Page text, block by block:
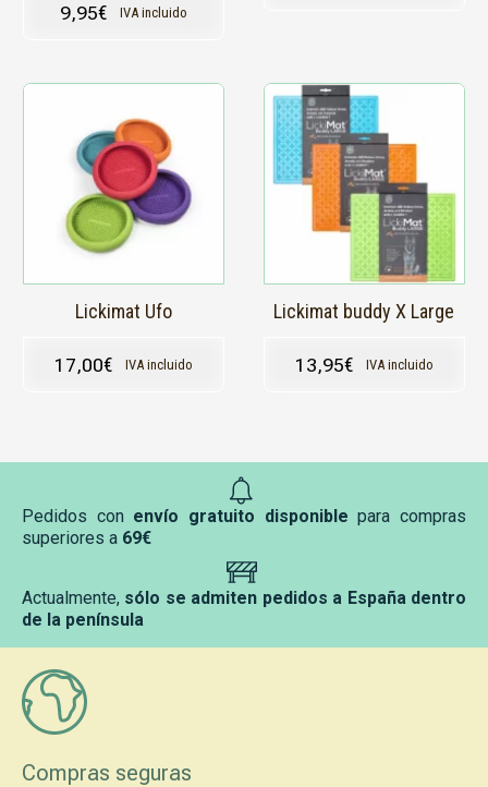
9,95€ IVA incluido
Lickimat Ufo
17,00€ IVA incluido
Este
múltiples
variantes.
opciones
elegir
página
Lickimat buddy X Large
13,95€ IVA incluido
Este
producto
tiene
múltiples
variantes.
opciones
elegir
en
página
Pedidos con envío gratuito disponible para compras
superiores a 69€
Actualmente, sólo se admiten pedidos a España dentro
de la península
Compras seguras